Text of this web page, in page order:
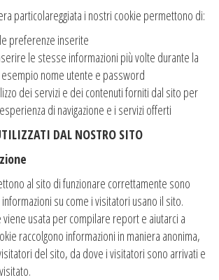
particolareggiata i nostri cookie permettono di:
preferenze inserite
le stesse informazioni più volte durante la
nome utente e password
dei servizi e dei contenuti forniti dal sito per
di navigazione e i servizi offerti
DAL NOSTRO SITO
al sito di funzionare correttamente sono
su come i visitatori usano il sito.
usata per compilare report e aiutarci a
raccolgono informazioni in maniera anonima,
del sito, da dove i visitatori sono arrivati e